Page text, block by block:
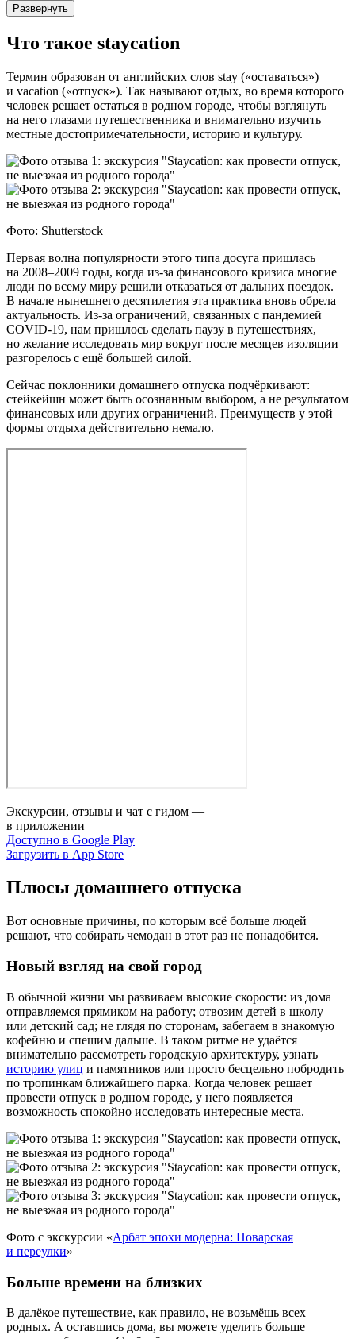
Развернуть
Что такое staycation
Термин образован от английских слов stay («оставаться»)
и vacation («отпуск»). Так называют отдых, во время которого
человек решает остаться в родном городе, чтобы взглянуть
на него глазами путешественника и внимательно изучить
местные до­сто­при­ме­ча­тель­но­сти, историю и культуру.
Фото: Shutterstock
Первая волна популярности этого типа досуга пришлась
на 2008–2009 годы, когда из‑за финансового кризиса многие
люди по всему миру решили отказаться от дальних поездок.
В начале нынешнего десятилетия эта практика вновь обрела
актуальность. Из‑за ограничений, связанных с пандемией
COVID‑19, нам пришлось сделать паузу в путешествиях,
но желание исследовать мир вокруг после месяцев изоляции
разгорелось с ещё большей силой.
Сейчас поклонники домашнего отпуска подчёркивают:
стейкейшн может быть осознанным выбором, а не результатом
финансовых или других ограничений. Преимуществ у этой
формы отдыха действительно немало.
Экскурсии, отзывы и чат с гидом —
в приложении
Доступно в Google Play
Загрузить в App Store
Плюсы домашнего отпуска
Вот основные причины, по которым всё больше людей
решают, что собирать чемодан в этот раз не понадобится.
Новый взгляд на свой город
В обычной жизни мы развиваем высокие скорости: из дома
отправляемся прямиком на работу; отвозим детей в школу
или детский сад; не глядя по сторонам, забегаем в знакомую
кофейню и спешим дальше. В таком ритме не удаётся
внимательно рассмотреть городскую архитектуру, узнать
историю улиц и памятников или просто бесцельно побродить
по тропинкам ближайшего парка. Когда человек решает
провести отпуск в родном городе, у него появляется
возможность спокойно исследовать интересные места.
Фото с экскурсии «Арбат эпохи модерна: Поварская
и переулки»
Больше времени на близких
В далёкое путешествие, как правило, не возьмёшь всех
родных. А оставшись дома, вы можете уделить больше